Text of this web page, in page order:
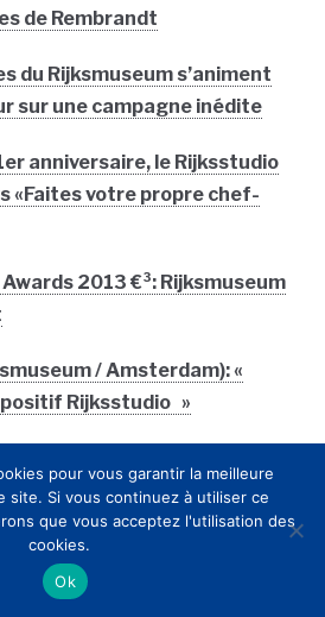
de Rembrandt
du Rijksmuseum s’animent
sur une campagne inédite
anniversaire, le Rijksstudio
«Faites votre propre chef-
2013 €³: Rijksmuseum
/ Amsterdam): «
Rijksstudio »
ouvre un studio
et jouer avec 125,000
pour vous garantir la meilleure
site. Si vous continuez à utiliser ce
que vous acceptez l'utilisation des
cookies.
Ok